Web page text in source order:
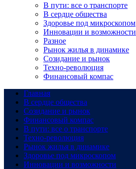
В пути: все о транспорте
В сердце общества
Здоровье под микроскопом
Инновации и возможности
Разное
Рынок жилья в динамике
Созидание и рынок
Техно-революция
Финансовый компас
Главная
В сердце общества
Созидание и рынок
Финансовый компас
В пути: все о транспорте
Техно-революция
Рынок жилья в динамике
Здоровье под микроскопом
Инновации и возможности